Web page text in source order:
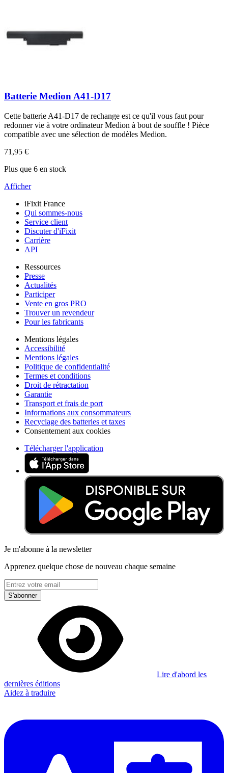
Batterie Medion A41-D17
Cette batterie A41-D17 de rechange est ce qu'il vous faut pour
redonner vie à votre ordinateur Medion à bout de souffle ! Pièce
compatible avec une sélection de modèles Medion.
71,95 €
Plus que 6 en stock
Afficher
iFixit France
Qui sommes-nous
Service client
Discuter d'iFixit
Carrière
API
Ressources
Presse
Actualités
Participer
Vente en gros PRO
Trouver un revendeur
Pour les fabricants
Mentions légales
Accessibilité
Mentions légales
Politique de confidentialité
Termes et conditions
Droit de rétractation
Garantie
Transport et frais de port
Informations aux consommateurs
Recyclage des batteries et taxes
Consentement aux cookies
Télécharger l'application
Je m'abonne à la newsletter
Apprenez quelque chose de nouveau chaque semaine
S'abonner
Lire d'abord les
dernières éditions
Aidez à traduire